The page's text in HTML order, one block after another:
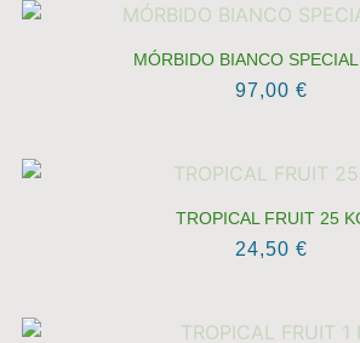
MÓRBIDO BIANCO
97,00 €
TROPICAL FRUIT 25
24,50 €